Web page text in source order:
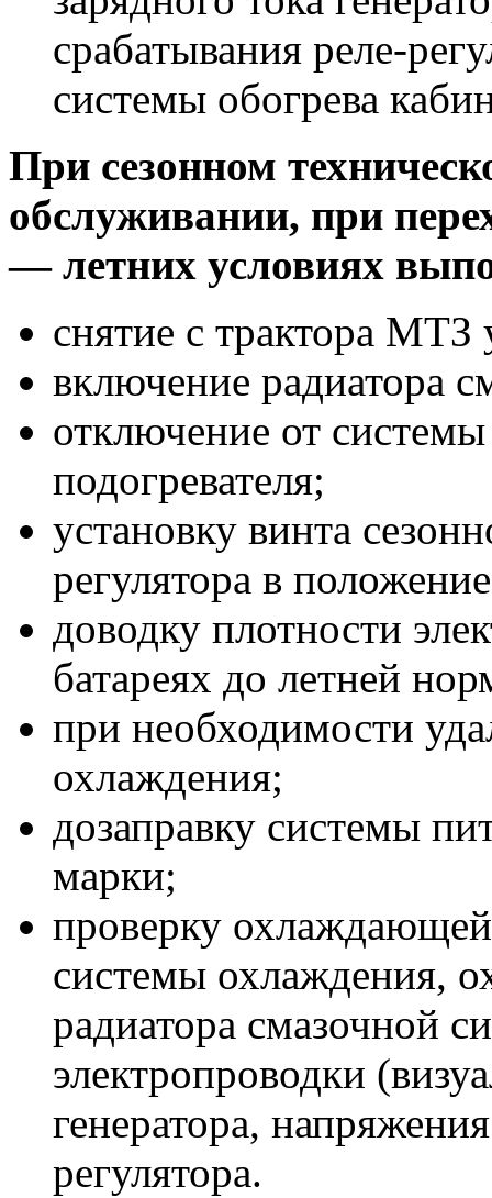
срабатывания реле-
системы обогрева
При сезонном
обслуживании, при
— летних условиях
снятие с трактора МТЗ
включение радиатора
отключение от
подогревателя;
установку винта
регулятора в
доводку плотности
батареях до летней
при необходимости
охлаждения;
дозаправку системы
марки;
проверку
системы охлаждения,
радиатора смазочной
электропроводки
генератора,
регулятора.